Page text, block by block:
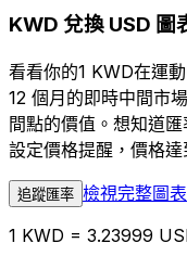
KWD 兌換 USD 圖
看看你的1 KWD在運
12 個月的即時中間市
間點的價值。想知道
設定價格提醒，價格
追蹤匯率 檢視完整圖表
1 KWD = 3.23999